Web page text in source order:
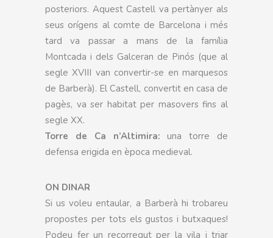
posteriors. Aquest Castell va pertànyer als
seus orígens al comte de Barcelona i més
tard va passar a mans de la família
Montcada i dels Galceran de Pinós (que al
segle XVIII van convertir-se en marquesos
de Barberà). El Castell, convertit en casa de
pagès, va ser habitat per masovers fins al
segle XX.
Torre de Ca n’Altimira: una torre de
defensa erigida en època medieval.
ON DINAR
Si us voleu entaular, a Barberà hi trobareu
propostes per tots els gustos i butxaques!
Podeu fer un recorregut per la vila i triar